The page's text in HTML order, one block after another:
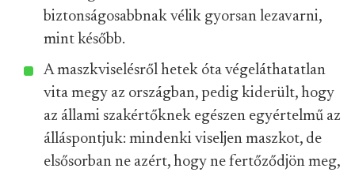
biztonságosabbnak vélik gyorsan lezavarni,
mint később.
A maszkviselésről hetek óta végeláthatatlan
vita megy az országban, pedig kiderült, hogy
az állami szakértőknek egészen egyértelmű az
álláspontjuk: mindenki viseljen maszkot, de
elsősorban ne azért, hogy ne fertőződjön meg,